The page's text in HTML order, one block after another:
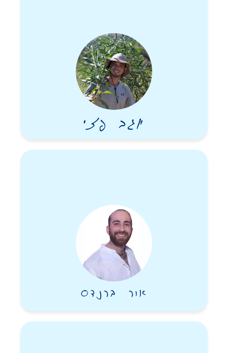
צמחנו בעודנו מחזיקות ידיים, וחוויות המפתח בי כולן צבועות דורין.
היית מרגישה אותי עוד לפני שהייתי מצליחה לגבש מילים. את המפלט
שלי ברגעים חשוכים, ושומרת סודותיי הכמוסים ביותר”.
בבוקר ה-7 באוקטובר, כשהחלו הטילים מעזה לכיוון ישראל והיא
במסיבת הנובה, אספה את חפציה ונכנסה לרכב עם עוד שתי חברות.
כשהגיעו לכביש 232 המחבלים ירו בהם. דורין נרצחה כשהיא בדרכה
היא הוגדרה כנעדרת ועבור מספר ימים קיבלה משפחתה את הבשורה
הקשה. חברתה ליאור שהייתה איתה נרצחה אף היא, וחברתה עדן
נחטפה.
יוגב פזי
אור ברנדס